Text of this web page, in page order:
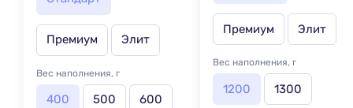
Премиум Элит
Вес наполнения, г
400 500 600
Премиум Элит
Вес наполнения, г
1200 1300